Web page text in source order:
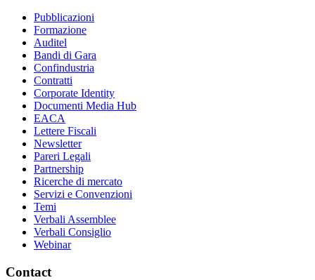
Pubblicazioni
Formazione
Auditel
Bandi di Gara
Confindustria
Contratti
Corporate Identity
Documenti Media Hub
EACA
Lettere Fiscali
Newsletter
Pareri Legali
Partnership
Ricerche di mercato
Servizi e Convenzioni
Temi
Verbali Assemblee
Verbali Consiglio
Webinar
Contact